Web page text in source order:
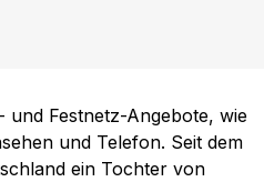
Festnetz-Angebote, wie
und Telefon. Seit dem
ein Tochter von